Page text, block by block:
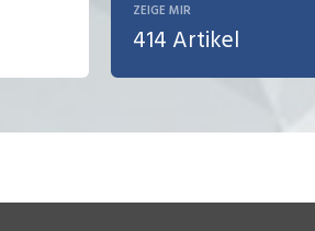
ZEIGE MIR
414 Artikel